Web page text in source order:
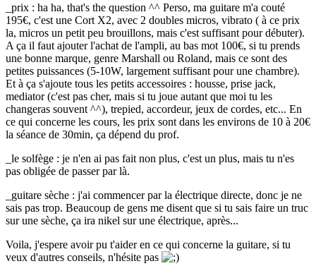
_prix : ha ha, that's the question ^^ Perso, ma guitare m'a couté
195€, c'est une Cort X2, avec 2 doubles micros, vibrato ( à ce prix
la, micros un petit peu brouillons, mais c'est suffisant pour débuter).
A ça il faut ajouter l'achat de l'ampli, au bas mot 100€, si tu prends
une bonne marque, genre Marshall ou Roland, mais ce sont des
petites puissances (5-10W, largement suffisant pour une chambre).
Et à ça s'ajoute tous les petits accessoires : housse, prise jack,
mediator (c'est pas cher, mais si tu joue autant que moi tu les
changeras souvent ^^), trepied, accordeur, jeux de cordes, etc... En
ce qui concerne les cours, les prix sont dans les environs de 10 à 20€
la séance de 30min, ça dépend du prof.
_le solfège : je n'en ai pas fait non plus, c'est un plus, mais tu n'es
pas obligée de passer par là.
_guitare sèche : j'ai commencer par la électrique directe, donc je ne
sais pas trop. Beaucoup de gens me disent que si tu sais faire un truc
sur une sèche, ça ira nikel sur une électrique, après...
Voila, j'espere avoir pu t'aider en ce qui concerne la guitare, si tu
veux d'autres conseils, n'hésite pas